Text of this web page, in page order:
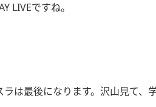
LIVEですね。
は最後になります。沢山見て、